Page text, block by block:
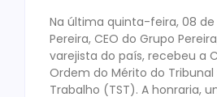
Na última quinta-feira, 08 de
Pereira, CEO do Grupo
varejista do país, recebeu a
Ordem do Mérito do Tribunal
Trabalho (TST). A honraria,